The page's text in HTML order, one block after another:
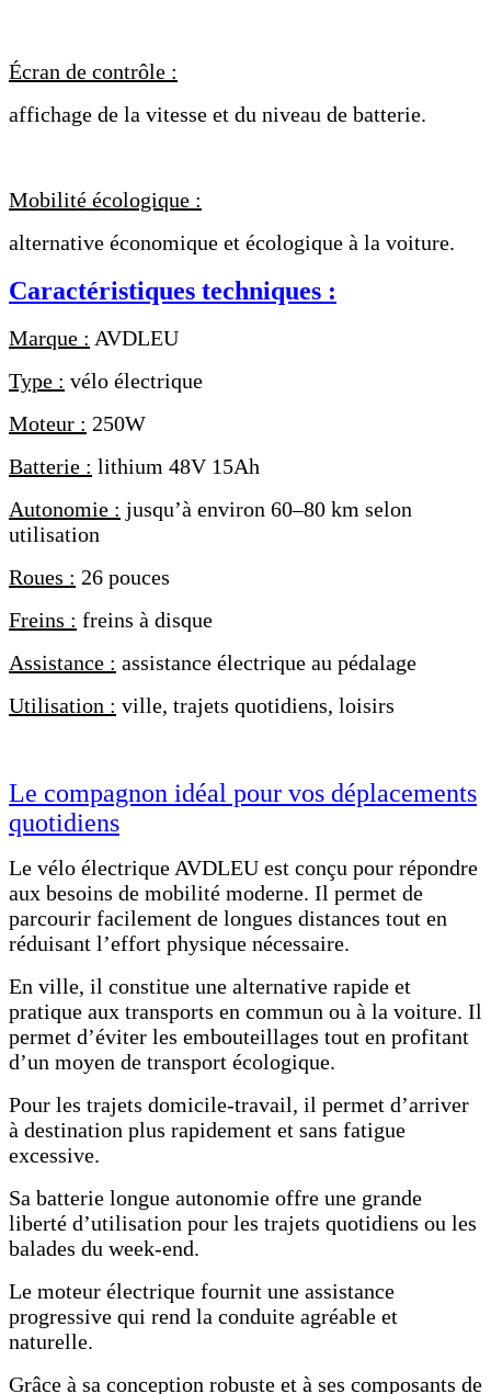
Écran de contrôle :
affichage de la vitesse et du niveau de batterie.
Mobilité écologique :
alternative économique et écologique à la voiture.
Caractéristiques techniques :
Marque : AVDLEU
Type : vélo électrique
Moteur : 250W
Batterie : lithium 48V 15Ah
Autonomie : jusqu’à environ 60–80 km selon
utilisation
Roues : 26 pouces
Freins : freins à disque
Assistance : assistance électrique au pédalage
Utilisation : ville, trajets quotidiens, loisirs
Le compagnon idéal pour vos déplacements
quotidiens
Le vélo électrique AVDLEU est conçu pour répondre
aux besoins de mobilité moderne. Il permet de
parcourir facilement de longues distances tout en
réduisant l’effort physique nécessaire.
En ville, il constitue une alternative rapide et
pratique aux transports en commun ou à la voiture. Il
permet d’éviter les embouteillages tout en profitant
d’un moyen de transport écologique.
Pour les trajets domicile-travail, il permet d’arriver
à destination plus rapidement et sans fatigue
excessive.
Sa batterie longue autonomie offre une grande
liberté d’utilisation pour les trajets quotidiens ou les
balades du week-end.
Le moteur électrique fournit une assistance
progressive qui rend la conduite agréable et
naturelle.
Grâce à sa conception robuste et à ses composants de